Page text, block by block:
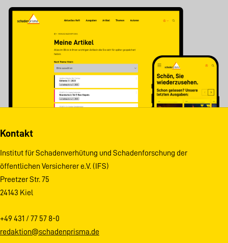
Kontakt
Institut für Schadenverhütung und Schadenforschung der
öffentlichen Versicherer e.V. (IFS)
Preetzer Str. 75
24143 Kiel
+49 431 / 77 57 8-0
redaktion@schadenprisma.de